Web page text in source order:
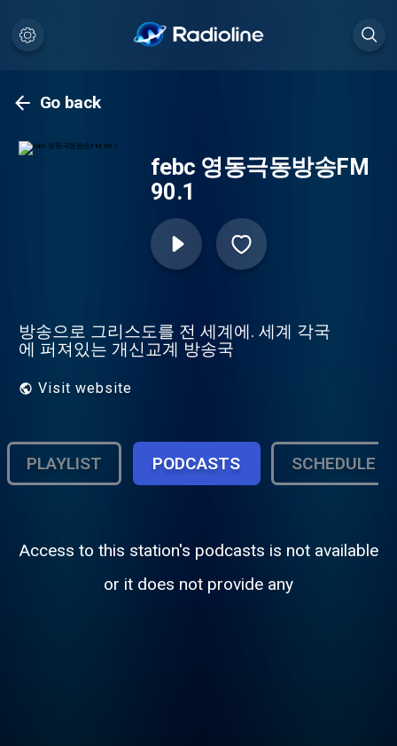
Go back
febc 영동극동방송FM
90.1
방송으로 그리스도를 전 세계에. 세계 각국
에 퍼져있는 개신교계 방송국
Visit website
PLAYLIST PODCASTS SCHEDULE
Access to this station's podcasts is not available
or it does not provide any